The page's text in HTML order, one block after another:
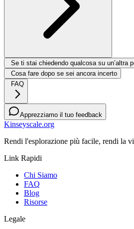
Se ti stai chiedendo qualcosa su un’altra
Cosa fare dopo se sei ancora incerto
FAQ
Apprezziamo il tuo feedback
Kinseyscale.org
Rendi l'esplorazione più facile, rendi la
Link Rapidi
Chi Siamo
FAQ
Blog
Risorse
Legale